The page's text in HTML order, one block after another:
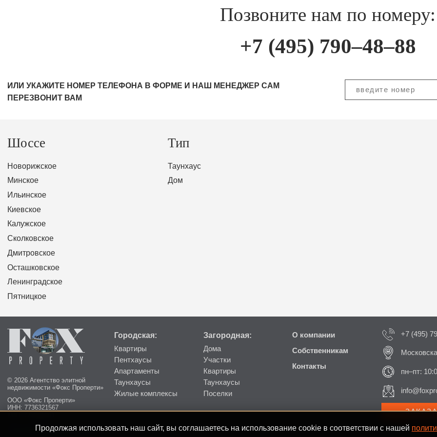
Позвоните нам по номеру:
+7 (495) 790–48–88
ИЛИ УКАЖИТЕ НОМЕР ТЕЛЕФОНА В ФОРМЕ И НАШ МЕНЕДЖЕР САМ
ПЕРЕЗВОНИТ ВАМ
Шоссе
Новорижское
Минское
Ильинское
Киевское
Калужское
Сколковское
Дмитровское
Осташковское
Ленинградское
Пятницкое
Тип
Таунхаус
Дом
© 2026 Агентство элитной
недвижимости «Фокс Проперти»
ООО «Фокс Проперти»
ИНН: 7736321567
Пользовательское соглашение
Городская:
Квартиры
Пентхаусы
Апартаменты
Таунхаусы
Жилые комплексы
Загородная:
Дома
Участки
Квартиры
Таунхаусы
Поселки
О компании
Собственникам
Контакты
+7 (495)
пн–пт:
Продолжая использовать наш сайт, вы соглашаетесь на использование cookie в соответствии с нашей